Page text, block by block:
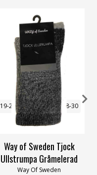
19-21 22-24 25-27
28-30
31-34
46-48
Way of Sweden Tjock
Ullstrumpa Gråmelerad
Way Of Sweden